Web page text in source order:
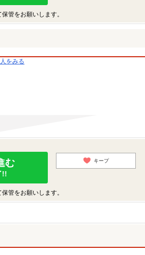
管をお願いします。
をみる
む
!!
キープ
管をお願いします。